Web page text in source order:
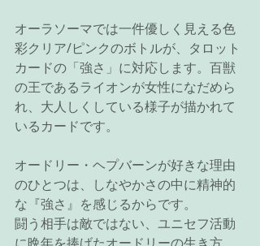
オーラソーマでは一件優しく見える色
彩クリア/ピンクのボトルが、タロット
カードの「強さ」に対応します。百獣
の王であるライオンが女性になだめら
れ、大人しくしている様子が描かれて
いるカードです。
オードリー・ヘプバーンが好きな理由
のひとつは、しなやかさの中に精神的
な『強さ』を感じるからです。
闘う相手は敵ではない、ユニセフ活動